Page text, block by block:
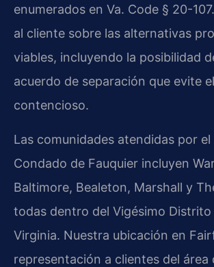
enumerados en Va. Code § 20-
al cliente sobre las alternativas
viables, incluyendo la posibilidad
acuerdo de separación que evite
contencioso.
Las comunidades atendidas por
Condado de Fauquier incluyen
Baltimore, Bealeton, Marshall y
todas dentro del Vigésimo Distrito
Virginia. Nuestra ubicación en
representación a clientes del área